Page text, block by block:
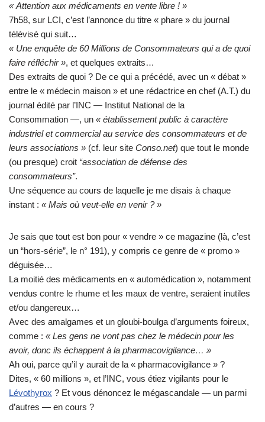
« Attention aux médicaments en vente libre ! »
7h58, sur LCI, c’est l’annonce du titre « phare » du journal
télévisé qui suit…
« Une enquête de 60 Millions de Consommateurs qui a de quoi
faire réfléchir », et quelques extraits…
Des extraits de quoi ? De ce qui a précédé, avec un « débat »
entre le « médecin maison » et une rédactrice en chef (A.T.) du
journal édité par l’INC — Institut National de la
Consommation —, un « établissement public à caractère
industriel et commercial au service des consommateurs et de
leurs associations » (cf. leur site Conso.net) que tout le monde
(ou presque) croit “association de défense des
consommateurs”.
Une séquence au cours de laquelle je me disais à chaque
instant : « Mais où veut-elle en venir ? »
Je sais que tout est bon pour « vendre » ce magazine (là, c’est
un “hors-série”, le n° 191), y compris ce genre de « promo »
déguisée…
La moitié des médicaments en « automédication », notamment
vendus contre le rhume et les maux de ventre, seraient inutiles
et/ou dangereux…
Avec des amalgames et un gloubi-boulga d’arguments foireux,
comme : « Les gens ne vont pas chez le médecin pour les
avoir, donc ils échappent à la pharmacovigilance… »
Ah oui, parce qu’il y aurait de la « pharmacovigilance » ?
Dites, « 60 millions », et l’INC, vous étiez vigilants pour le
Lévothyrox ? Et vous dénoncez le mégascandale — un parmi
d’autres — en cours ?